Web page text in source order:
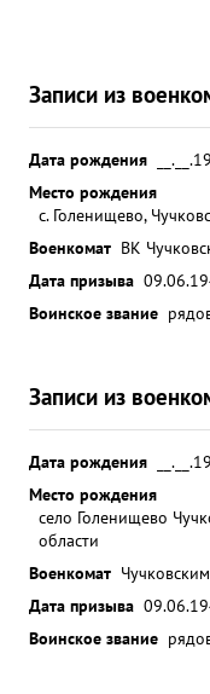
Записи из
Дата рождения
Место рождения
с. Голенищево,
Военкомат ВК
Дата призыва
Воинское звание
Записи из
Дата рождения
Место рождения
село Голенищево
области
Военкомат
Дата призыва
Воинское звание